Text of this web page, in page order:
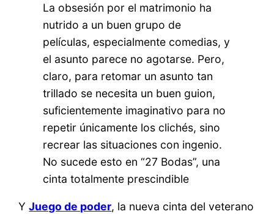
La obsesión por el matrimonio ha
nutrido a un buen grupo de
películas, especialmente comedias, y
el asunto parece no agotarse. Pero,
claro, para retomar un asunto tan
trillado se necesita un buen guion,
suficientemente imaginativo para no
repetir únicamente los clichés, sino
recrear las situaciones con ingenio.
No sucede esto en “27 Bodas”, una
cinta totalmente prescindible
YJuego de poder, la nueva cinta del veterano